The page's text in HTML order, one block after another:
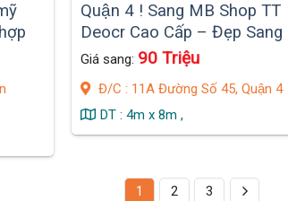
Quận 4 ! Sang MB Shop TT
Deocr Cao Cấp – Đẹp Sang
Trọng
Giá sang: 90 Triệu
Đ/C : 11A Đường Số 45, Quận 4
DT : 4m x 8m ,
1 2 3